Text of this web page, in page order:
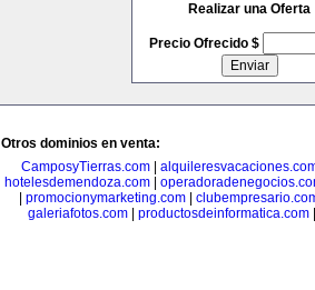
Realizar una Oferta
Precio Ofrecido $
Otros dominios en venta:
CamposyTierras.com
hotelesdemendoza.com|
promocionymarketing.com|
galeriafotos.com
productosdeinformatica.com